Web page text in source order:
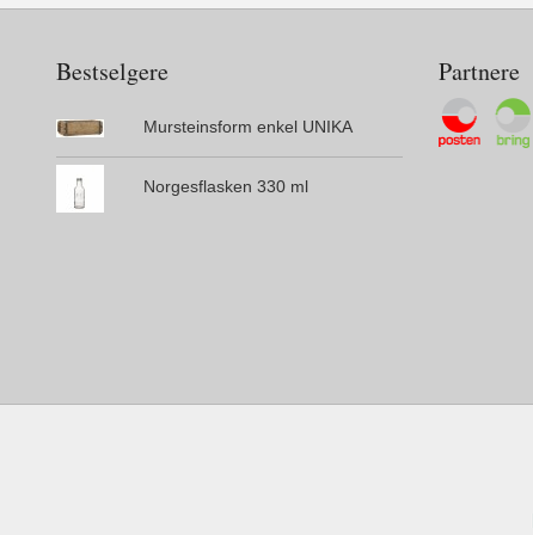
Bestselgere
Mursteinsform enkel UNIKA
Norgesflasken 330 ml
Partnere